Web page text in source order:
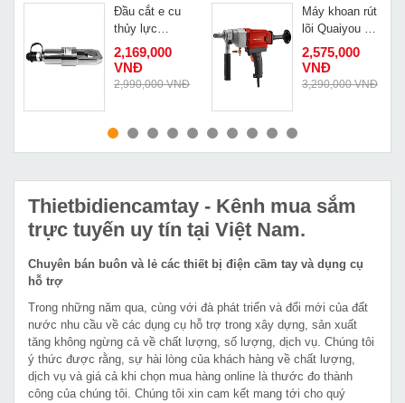
MUA NGAY
Đầu cắt e cu
thủy lực
Changyou JK-
24F
2,169,000
VNĐ
2,990,000 VNĐ
MUA NGAY
Máy khoan rút
lõi Quaiyou QY
3180
2,575,000
VNĐ
3,290,000 VNĐ
Thietbidiencamtay - Kênh mua sắm
trực tuyến uy tín tại Việt Nam.
Chuyên bán buôn và lẻ các thiết bị điện cầm tay và dụng cụ
hỗ trợ
Trong những năm qua, cùng với đà phát triển và đổi mới của đất
nước nhu cầu về các dụng cụ hỗ trợ trong xây dựng, sản xuất
tăng không ngừng cả về chất lượng, số lượng, dịch vụ. Chúng tôi
ý thức được rằng, sự hài lòng của khách hàng về chất lượng,
dịch vụ và giá cả khi chọn mua hàng online là thước đo thành
công của chúng tôi. Chúng tôi xin cam kết mang tới cho quý